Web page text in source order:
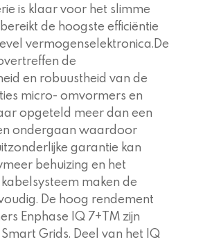
is klaar voor het slimme
de hoogste efficiëntie
vermogenselektronica.De
de
en robuustheid van de
micro- omvormers en
opgeteld meer dan een
ondergaan waardoor
garantie kan
behuizing en het
maken de
De hoog rendement
Enphase IQ 7+TM zijn
Grids. Deel van het IQ